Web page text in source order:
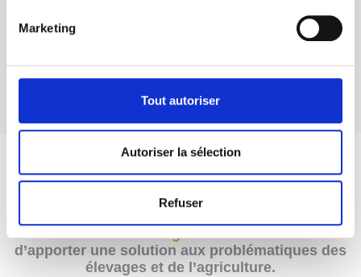
Marketing
Tout autoriser
Autoriser la sélection
Refuser
NOS PRODUITS
Découvrez notre gamme
nutrition animale&agro-environnementafin
d’apporter une solution aux problématiques des
élevages et de l’agriculture.